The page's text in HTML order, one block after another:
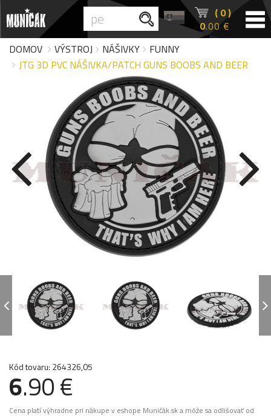
( 0 )
0.00 €
DOMOV
VÝSTROJ NÁŠIVKY
FUNNY
JTG 3D PVC NÁŠIVKA/PATCH GUNS BOOBS AND BEER
Kód tovaru: 264326,05
6.90 €
Cena platí výhradne pri nákupe v eshope Muničák.sk a môže sa odlišovať od